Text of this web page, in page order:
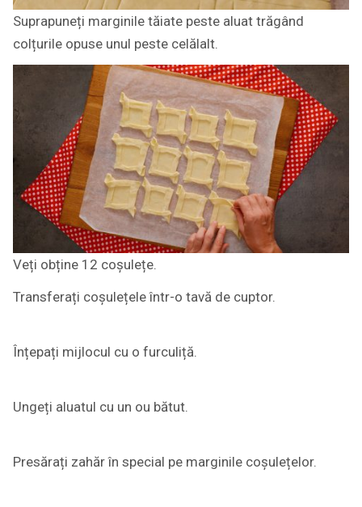
Suprapuneți marginile tăiate peste aluat trăgând
colțurile opuse unul peste celălalt.
Veți obține 12 coșulețe.
Transferați coșulețele într-o tavă de cuptor.
Înțepați mijlocul cu o furculiță.
Ungeți aluatul cu un ou bătut.
Presărați zahăr în special pe marginile coșulețelor.